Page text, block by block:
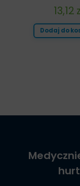
13,12
Dodaj do